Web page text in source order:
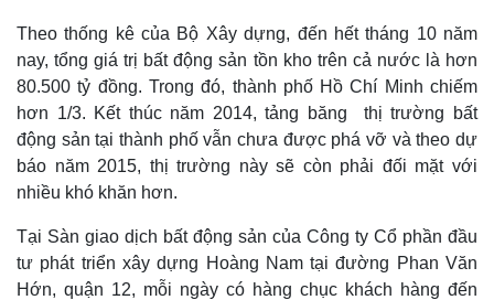
Theo thống kê của Bộ Xây dựng, đến hết tháng 10 năm
nay, tổng giá trị bất động sản tồn kho trên cả nước là hơn
80.500 tỷ đồng. Trong đó, thành phố Hồ Chí Minh chiếm
hơn 1/3. Kết thúc năm 2014, tảng băng thị trường bất
động sản tại thành phố vẫn chưa được phá vỡ và theo dự
báo năm 2015, thị trường này sẽ còn phải đối mặt với
nhiều khó khăn hơn.
Tại Sàn giao dịch bất động sản của Công ty Cổ phần đầu
tư phát triển xây dựng Hoàng Nam tại đường Phan Văn
Hớn, quận 12, mỗi ngày có hàng chục khách hàng đến